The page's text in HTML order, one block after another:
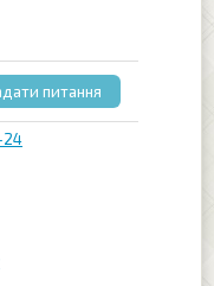
24
питання